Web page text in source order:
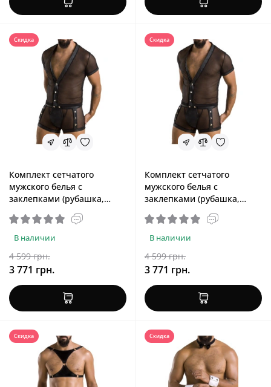
Скидка
Комплект сетчатого
мужского белья с
заклепками (рубашка,
боксеры), черный Passion
052 Set Michael Black, S/M
В наличии
4 599 грн.
3 771 грн.
Скидка
Комплект сетчатого
мужского белья с
заклепками (рубашка,
боксеры), черный Passion
052 Set Michael Black, L/XL
В наличии
4 599 грн.
3 771 грн.
Скидка Скидка